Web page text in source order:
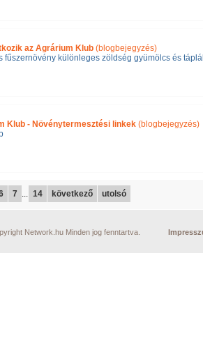
az Agrárium Klub (blogbejegyzés)
fűszernövény különleges zöldség gyümölcs és
Klub - Növénytermesztési linkek (blogbejegyzés)
7 ... 14 következő utolsó
Network.hu Minden jog fenntartva.